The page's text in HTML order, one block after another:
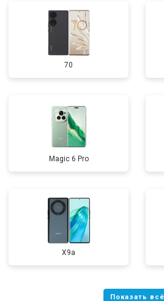
70
Magic 6 Pro
X9a